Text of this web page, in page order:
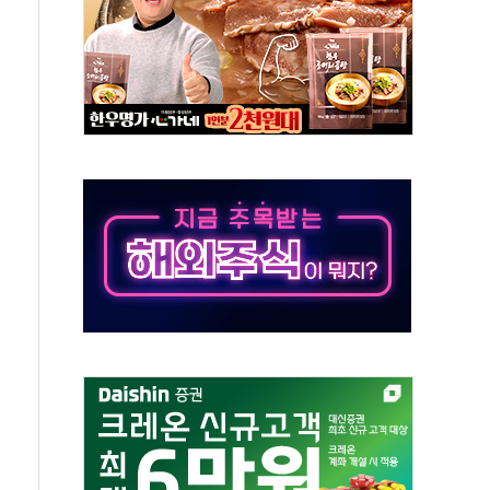
열질환자 2872명
내부서 '총선·대선 직격탄' 우려